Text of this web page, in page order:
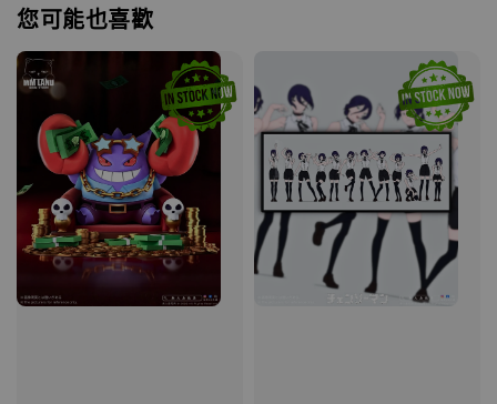
您可能也喜歡